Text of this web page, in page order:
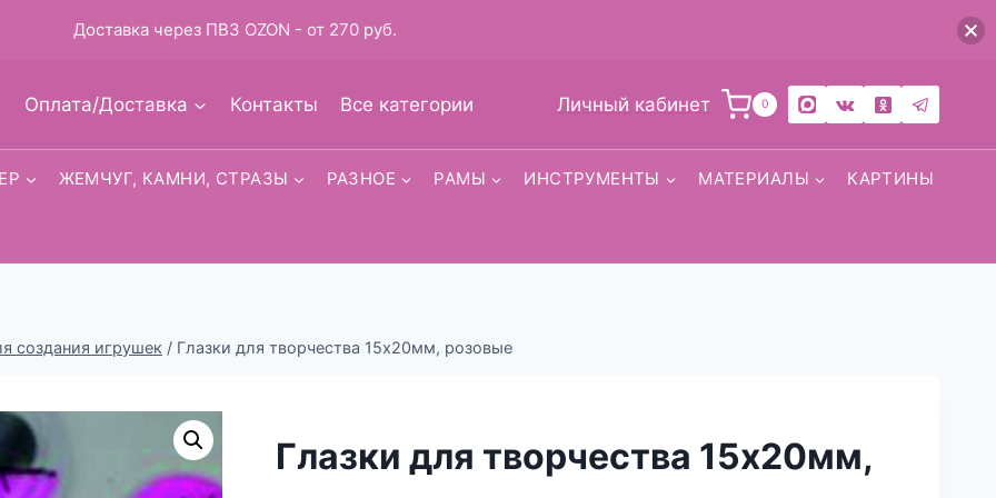
Оплата/Доставка Контакты Все категории Личный кабинет 0
ЖЕМЧУГ, КАМНИ, СТРАЗЫ РАЗНОЕ РАМЫ ИНСТРУМЕНТЫ МАТЕРИАЛЫ КАРТИНЫ
создания игрушек / Глазки для творчества 15х20мм, розовые
Глазки для творчества 15х20мм,
Доставка через ПВЗ OZON - от 270 руб.